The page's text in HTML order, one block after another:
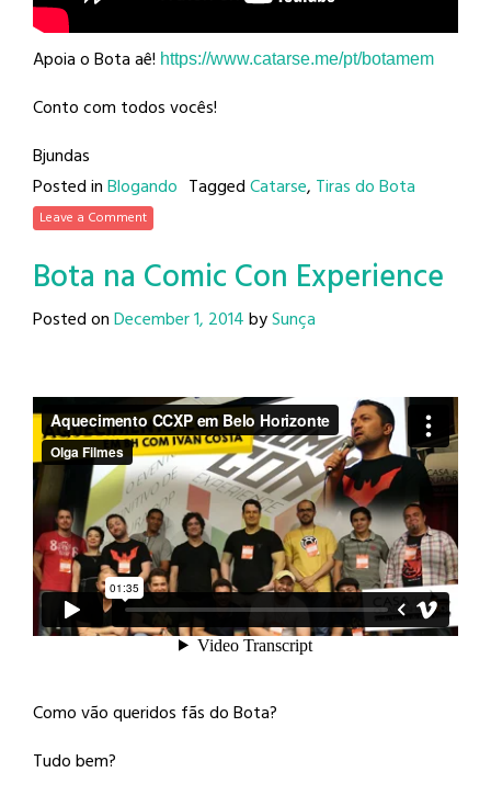
Apoia o Bota aê! https://www.catarse.me/pt/botamem
Conto com todos vocês!
Bjundas
Posted inBlogando TaggedCatarse, Tiras do Bota
Leave a Comment
Bota na Comic Con Experience
Posted onDecember 1, 2014bySunça
Como vão queridos fãs do Bota?
Tudo bem?